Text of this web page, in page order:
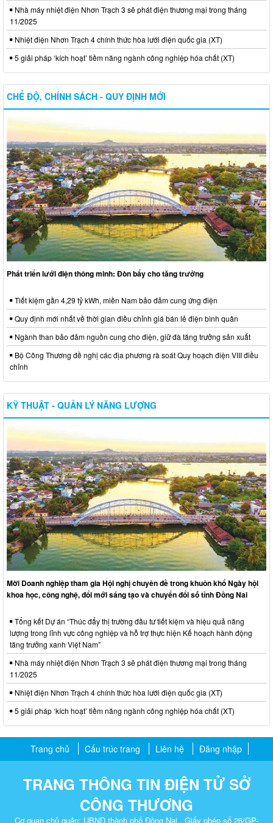
Nhà máy nhiệt điện Nhơn Trạch 3 sẽ phát điện thương mại trong tháng
11/2025
Nhiệt điện Nhơn Trạch 4 chính thức hòa lưới điện quốc gia (XT)
5 giải pháp ‘kích hoạt’ tiềm năng ngành công nghiệp hóa chất (XT)
CHẾ ĐỘ, CHÍNH SÁCH - QUY ĐỊNH MỚI
Phát triển lưới điện thông minh: Đòn bẩy cho tăng trưởng
Tiết kiệm gần 4,29 tỷ kWh, miền Nam bảo đảm cung ứng điện
Quy định mới nhất về thời gian điều chỉnh giá bán lẻ điện bình quân
Ngành than bảo đảm nguồn cung cho điện, giữ đà tăng trưởng sản xuất
Bộ Công Thương đề nghị các địa phương rà soát Quy hoạch điện VIII điều
chỉnh
KỸ THUẬT - QUẢN LÝ NĂNG LƯỢNG
Mời Doanh nghiệp tham gia Hội nghị chuyên đề trong khuôn khổ Ngày hội
khoa học, công nghệ, đổi mới sáng tạo và chuyển đổi số tỉnh Đồng Nai
Tổng kết Dự án “Thúc đẩy thị trường đầu tư tiết kiệm và hiệu quả năng
lượng trong lĩnh vực công nghiệp và hỗ trợ thực hiện Kế hoạch hành động
tăng trưởng xanh Việt Nam”
Nhà máy nhiệt điện Nhơn Trạch 3 sẽ phát điện thương mại trong tháng
11/2025
Nhiệt điện Nhơn Trạch 4 chính thức hòa lưới điện quốc gia (XT)
5 giải pháp ‘kích hoạt’ tiềm năng ngành công nghiệp hóa chất (XT)
Trang chủ Cấu trúc trang Liên hệ Đăng nhập
TRANG THÔNG TIN ĐIỆN TỬ SỞ
CÔNG THƯƠNG
Cơ quan chủ quản: UBND thành phố Đồng Nai . Giấy phép số 26/GP-